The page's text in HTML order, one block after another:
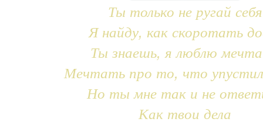
Ты только не ругай себя
Я найду, как скоротать
Ты знаешь, я люблю
Мечтать про то, что
Но ты мне так и не
Как твои дела